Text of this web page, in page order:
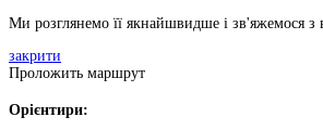
Ми розглянемо її якнайшвидше і зв'яжемося з
закрити
Проложить маршрут
Орієнтири: